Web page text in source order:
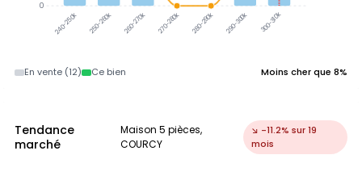
240-250k 250-260k 260-270k 270-280k 280-290k 290-300k 300-310k
0
En vente (12) Ce bien Moins cher que 8%
Tendance
marché
Maison 5 pièces,
COURCY
↘ -11.2% sur 19
mois